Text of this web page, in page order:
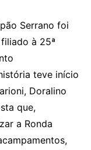
Serrano foi
à 25ª
teve início
Doralino
que,
a Ronda